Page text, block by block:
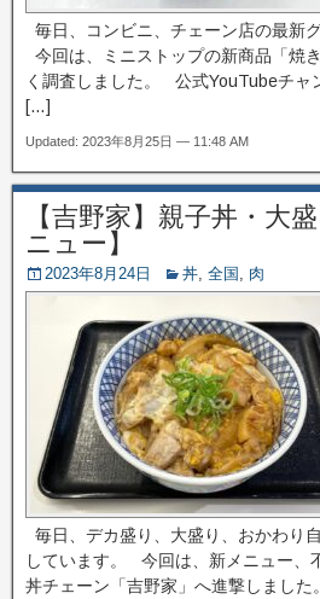
毎日、コンビニ、チェーン店の最新
今回は、ミニストップの新商品「焼
く調査しました。 公式YouTubeチャ
[…]
Updated: 2023年8月25日 — 11:48 AM
【吉野家】親子丼・大
ニュー】
2023年8月24日 丼, 全国 , 肉
毎日、デカ盛り、大盛り、おかわり
しています。 今回は、新メニュー、
丼チェーン「吉野家」へ進撃しまし